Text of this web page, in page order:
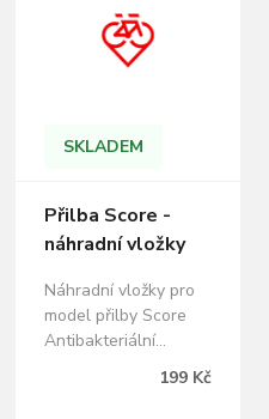
SKLADEM
Přilba Score -
náhradní vložky
Náhradní vložky pro
model přilby Score
Antibakteriální
199 Kč